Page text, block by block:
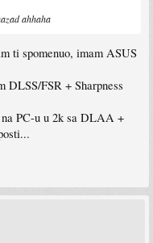
ahhaha
ti spomenuo, imam ASUS
FSR + Sharpness
PC-u u 2k sa DLAA +